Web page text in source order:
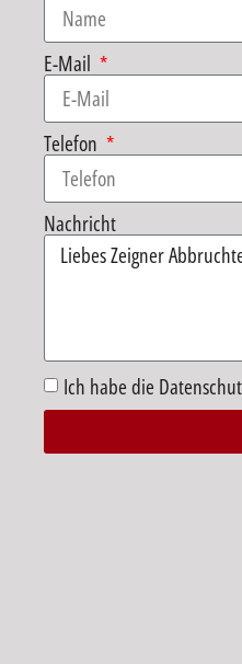
E-Mail
Telefon
Nachricht
Ich habe die